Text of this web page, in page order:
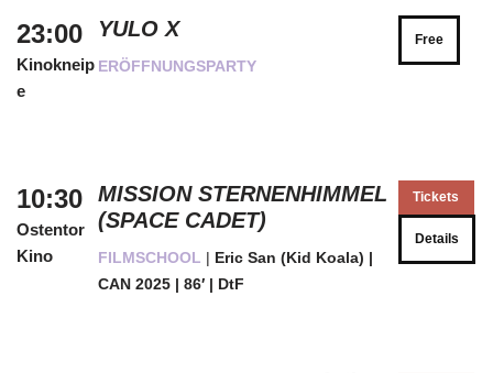
23:00
Kinokneip
e
YULO X
ERÖFFNUNGSPARTY
Free
10:30
Ostentor
Kino
MISSION STERNENHIMMEL
(SPACE CADET)
FILMSCHOOL | Eric San (Kid Koala) |
CAN 2025 | 86′ | DtF
Tickets
Details